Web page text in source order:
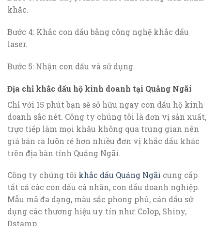
khắc.
Bước 4: Khắc con dấu bằng công nghệ khắc dấu
laser.
Bước 5: Nhận con dấu và sử dụng.
Địa chỉ khắc dấu hộ kinh doanh tại Quảng Ngãi
Chỉ với 15 phút bạn sẽ sở hữu ngay con dấu hộ kinh
doanh sắc nét. Công ty chúng tôi là đơn vị sản xuất,
trực tiếp làm mọi khâu không qua trung gian nên
giá bán ra luôn rẻ hơn nhiều đơn vị khắc dấu khác
trên địa bàn tỉnh Quảng Ngãi.
Công ty chúng tôi khắc dấu Quảng Ngãi cung cấp
tất cả các con dấu cá nhân, con dấu doanh nghiệp.
Mẫu mã đa dạng, màu sắc phong phú, cán dấu sử
dụng các thương hiệu uy tín như: Colop, Shiny,
Dstamp.